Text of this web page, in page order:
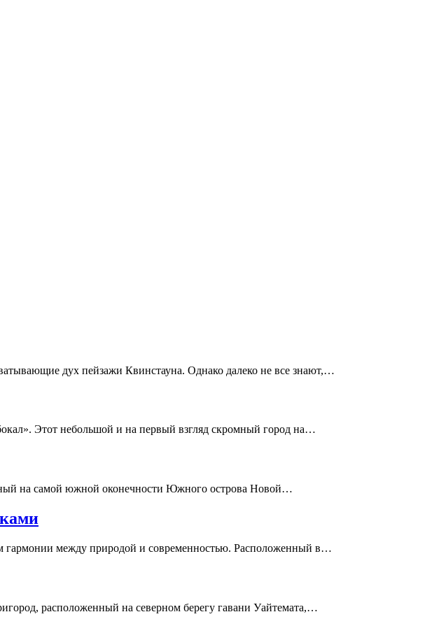
дух пейзажи Квинстауна. Однако далеко не все знают,…
Этот небольшой и на первый взгляд скромный город на…
на самой южной оконечности Южного острова Новой…
гармонии между природой и современностью. Расположенный в…
расположенный на северном берегу гавани Уайтемата,…